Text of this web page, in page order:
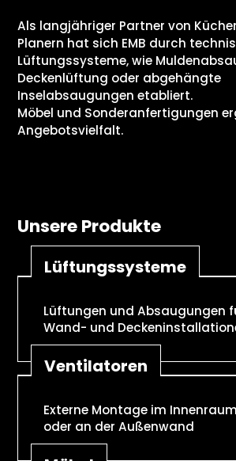
Als langjähriger Partner von
Planern hat sich EMB durch
Lüftungssysteme, wie
Deckenlüftung oder abgehängte
Inselabsaugungen etabliert.
Möbel und Sonderanfertigungen
Angebotsvielfalt.
Unsere Produkte
Lüftungssysteme
Lüftungen und Absaugungen
Wand- und
Ventilatoren
Externe Montage im Innenraum
oder an der Außenwand